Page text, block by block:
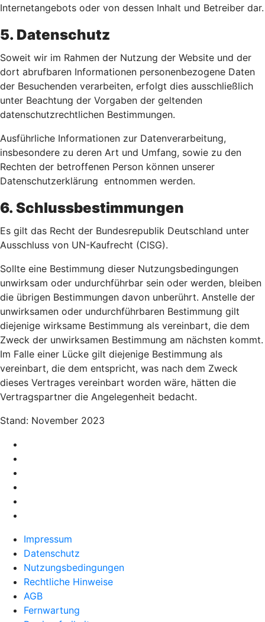
Internetangebots oder von dessen Inhalt und Betreiber dar.
5. Datenschutz
Soweit wir im Rahmen der Nutzung der Website und der
dort abrufbaren Informationen personenbezogene Daten
der Besuchenden verarbeiten, erfolgt dies ausschließlich
unter Beachtung der Vorgaben der geltenden
datenschutzrechtlichen Bestimmungen.
Ausführliche Informationen zur Datenverarbeitung,
insbesondere zu deren Art und Umfang, sowie zu den
Rechten der betroffenen Person können unserer
Datenschutzerklärung entnommen werden.
6. Schlussbestimmungen
Es gilt das Recht der Bundesrepublik Deutschland unter
Ausschluss von UN-Kaufrecht (CISG).
Sollte eine Bestimmung dieser Nutzungsbedingungen
unwirksam oder undurchführbar sein oder werden, bleiben
die übrigen Bestimmungen davon unberührt. Anstelle der
unwirksamen oder undurchführbaren Bestimmung gilt
diejenige wirksame Bestimmung als vereinbart, die dem
Zweck der unwirksamen Bestimmung am nächsten kommt.
Im Falle einer Lücke gilt diejenige Bestimmung als
vereinbart, die dem entspricht, was nach dem Zweck
dieses Vertrages vereinbart worden wäre, hätten die
Vertragspartner die Angelegenheit bedacht.
Stand: November 2023
Impressum
Datenschutz
Nutzungsbedingungen
Rechtliche Hinweise
AGB
Fernwartung